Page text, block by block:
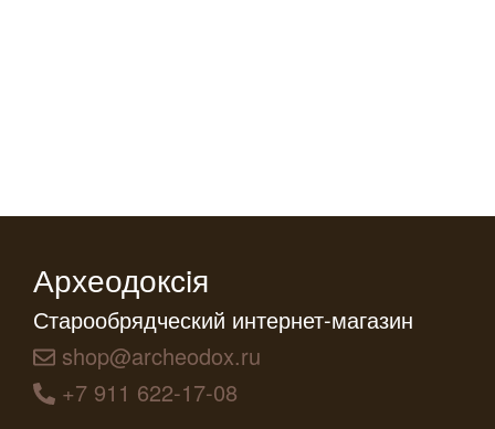
Археодоксiя
Старообрядческий интернет-магазин
shop@archeodox.ru
+7 911 622-17-08